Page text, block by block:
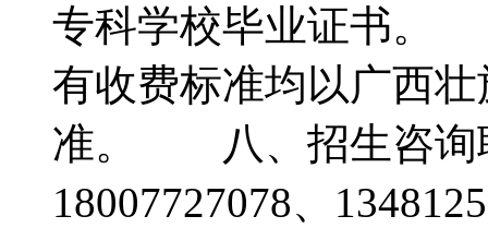
专科学校毕业证书
有收费标准均以广西
准。 八、招生咨
18007727078、